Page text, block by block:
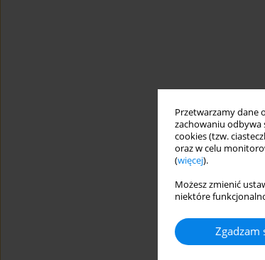
Przetwarzamy dane
zachowaniu odbywa
cookies (tzw.
oraz w celu
(więcej).
Możesz zmienić
niektóre
Zgadzam